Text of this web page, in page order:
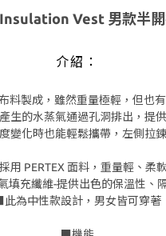
Vest 男款半開
介紹：
料製成，雖然重量極輕，但也有
生的水蒸氣通過孔洞排出，提
變化時也能輕鬆攜帶，左側拉
用 PERTEX 面料，重量輕、柔
填充纖維-提供出色的保溫性、
■此為中性款設計，男女皆可穿著